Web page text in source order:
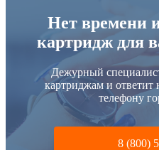
Нет времени
картридж для
Дежурный
картриджам и
телефону
8 (800)